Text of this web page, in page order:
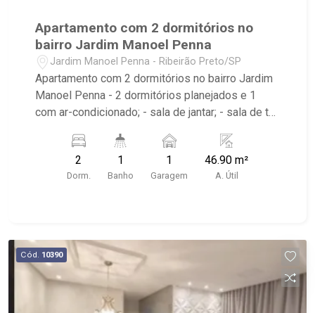
Apartamento com 2 dormitórios no
bairro Jardim Manoel Penna
Jardim Manoel Penna - Ribeirão Preto/SP
Apartamento com 2 dormitórios no bairro Jardim
Manoel Penna - 2 dormitórios planejados e 1
com ar-condicionado; - sala de jantar; - sala de tv;
garagem descoberta; - área de serviço com
armários; - 1 banheiro com armários, box e
espelho; - os móveis não ficam; - condomínio
Shopping, Academia Pacer, Supermercado
Carrefour;
2
Dorm.
1
Banho
1
Garagem
46.90 m²
A. Útil
Cód. 10390